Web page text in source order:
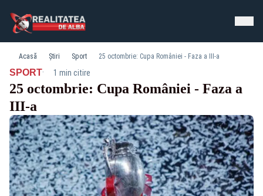
Acasă Știri Sport 25 octombrie: Cupa României - Faza a III-a
SPORT· 1 min citire
25 octombrie: Cupa României - Faza a
III-a